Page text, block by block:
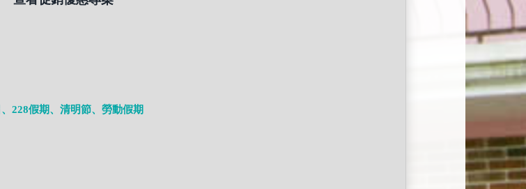
228假期、清明節、勞動假期